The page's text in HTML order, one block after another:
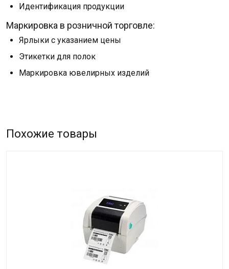
Идентификация продукции
Маркировка в розничной торговле:
Ярлыки с указанием цены
Этикетки для полок
Маркировка ювелирных изделий
Похожие товары